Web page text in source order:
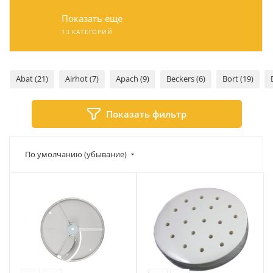
Показать еще
13 КАТЕГОРИЙ
Abat (21) Airhot (7) Apach (9) Beckers (6) Bort (19)
Показать фильтр
По умолчанию (убывание)